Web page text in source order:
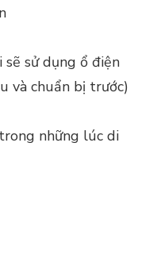
sử dụng ổ điện
và chuẩn bị trước)
những lúc di